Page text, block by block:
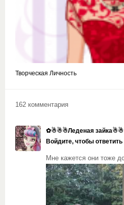
Творческая Личность
162 комментария
✿☃☃☃Леденая
Войдите, чтобы ответить
Мне кажется они тоже